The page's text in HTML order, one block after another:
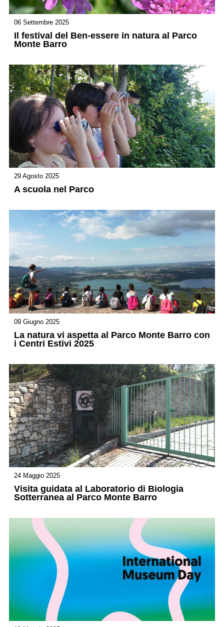
06 Settembre 2025
Il festival del Ben-essere in natura al Parco
Monte Barro
29 Agosto 2025
A scuola nel Parco
09 Giugno 2025
La natura vi aspetta al Parco Monte Barro con
i Centri Estivi 2025
24 Maggio 2025
Visita guidata al Laboratorio di Biologia
Sotterranea al Parco Monte Barro